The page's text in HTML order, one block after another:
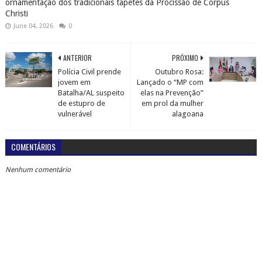
ornamentação dos tradicionais tapetes da Procissão de Corpus
Christi
June 04, 2026 0
PRÓXIMO
Outubro Rosa:
Lançado o “MP com
elas na Prevenção”
em prol da mulher
alagoana
ANTERIOR
Polícia Civil prende
jovem em
Batalha/AL suspeito
de estupro de
vulnerável
COMENTÁRIOS
Nenhum comentário